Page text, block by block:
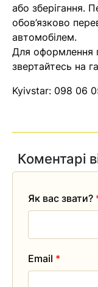
або зберігання.
обов’язково
автомобілем.
Для оформлення
звертайтесь на
Kyivstar: 098 06
Коментарі
Як вас звати?
Email *